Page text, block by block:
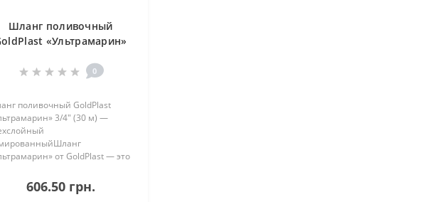
Шланг поливочный
«Ультрамарин»
армированный
0
поливочный GoldPlast
3/4" (30 м) —
от GoldPlast — это
нужд, сочетающее в
прочность ПВХ и
606.50 грн.